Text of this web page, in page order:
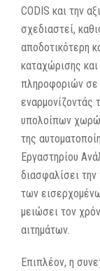
CODIS και την
σχεδιαστεί,
αποδοτικότερη
καταχώρισης
πληροφοριών σε
εναρμονίζοντάς
υπολοίπων
της
Εργαστηρίου
διασφαλίσει
των
μειώσει τον
αιτημάτων.
Επιπλέον, η